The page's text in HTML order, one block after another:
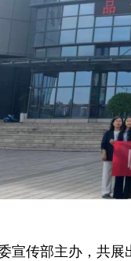
宣传部主办，共